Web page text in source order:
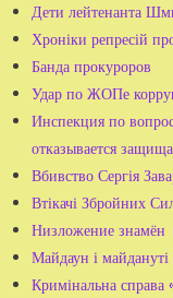
Дети лейтенанта
Хроніки репресій
Банда прокуроров
Удар по ЖОПе
Инспекция по
отказывается
Вбивство Сергія
Втікачі Збройних
Низложение знамён
Майдаун і майдануті
Кримінальна справа